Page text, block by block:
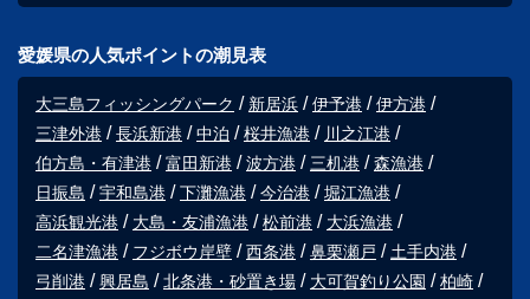
愛媛県の人気ポイントの潮見表
大三島フィッシングパーク 新居浜 伊予港
伊方港
三津外港
長浜新港 中泊 桜井漁港
川之江港
伯方島・有津港
富田新港 波方港 三机港
森漁港
日振島
宇和島港 下灘漁港 今治港
堀江漁港
高浜観光港
大島・友浦漁港 松前港
大浜漁港
二名津漁港
フジボウ岸壁 西条港 鼻栗瀬戸
土手内港
弓削港
興居島 北条港・砂置き場 大可賀釣り公園
柏崎